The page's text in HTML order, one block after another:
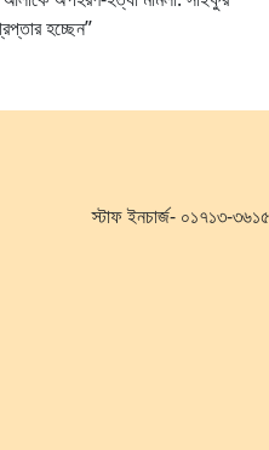
হচ্ছেন”
স্টাফ ইনচার্জ- ০১৭১৩-